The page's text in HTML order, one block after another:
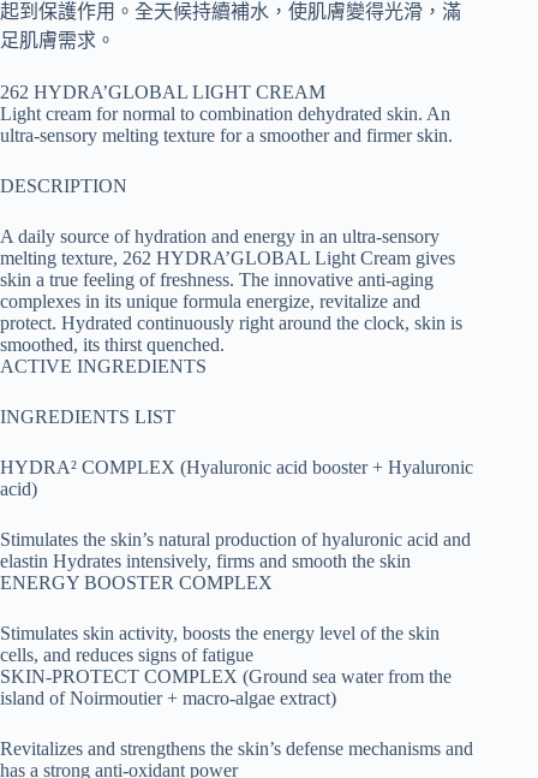
起到保護作用。全天候持續補水，使肌膚變得光滑，滿
足肌膚需求。
262 HYDRA’GLOBAL LIGHT CREAM
Light cream for normal to combination dehydrated skin. An
ultra-sensory melting texture for a smoother and firmer skin.
DESCRIPTION
A daily source of hydration and energy in an ultra-sensory
melting texture, 262 HYDRA’GLOBAL Light Cream gives
skin a true feeling of freshness. The innovative anti-aging
complexes in its unique formula energize, revitalize and
protect. Hydrated continuously right around the clock, skin is
smoothed, its thirst quenched.
ACTIVE INGREDIENTS
INGREDIENTS LIST
HYDRA² COMPLEX (Hyaluronic acid booster + Hyaluronic
acid)
Stimulates the skin’s natural production of hyaluronic acid and
elastin Hydrates intensively, firms and smooth the skin
ENERGY BOOSTER COMPLEX
Stimulates skin activity, boosts the energy level of the skin
cells, and reduces signs of fatigue
SKIN-PROTECT COMPLEX (Ground sea water from the
island of Noirmoutier + macro-algae extract)
Revitalizes and strengthens the skin’s defense mechanisms and
has a strong anti-oxidant power